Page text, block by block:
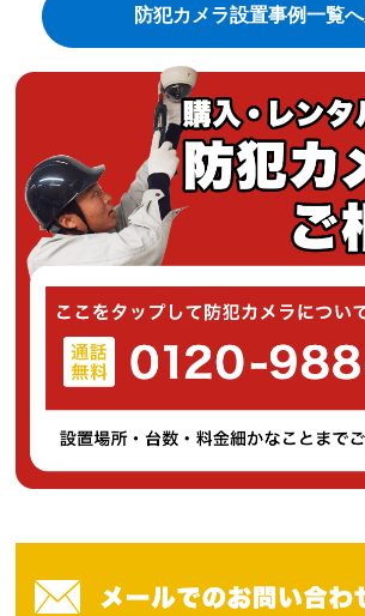
防犯カメラ設置事例一覧